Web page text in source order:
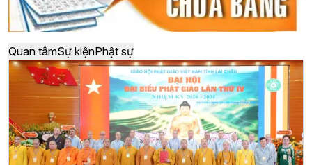
Quan tâmSự kiệnPhật sự